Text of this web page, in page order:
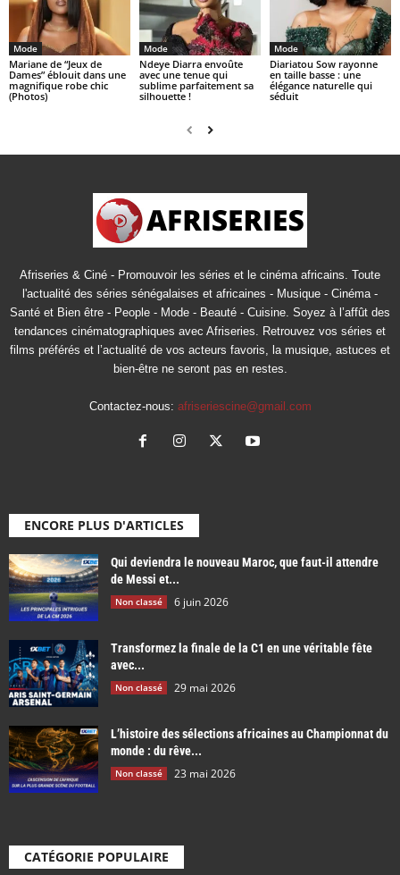
Mode
Mariane de “Jeux de
Dames” éblouit dans une
magnifique robe chic
(Photos)
Mode
Ndeye Diarra envoûte
avec une tenue qui
sublime parfaitement sa
silhouette !
Mode
Diariatou Sow rayonne
en taille basse : une
élégance naturelle qui
séduit
Afriseries & Ciné - Promouvoir les séries et le cinéma africains. Toute
l'actualité des séries sénégalaises et africaines - Musique - Cinéma -
Santé et Bien être - People - Mode - Beauté - Cuisine. Soyez à l’affût des
tendances cinématographiques avec Afriseries. Retrouvez vos séries et
films préférés et l’actualité de vos acteurs favoris, la musique, astuces et
bien-être ne seront pas en restes.
Contactez-nous: afriseriescine@gmail.com
ENCORE PLUS D'ARTICLES
Qui deviendra le nouveau Maroc, que faut-il attendre
de Messi et...
Non classé 6 juin 2026
Transformez la finale de la C1 en une véritable fête
avec...
Non classé 29 mai 2026
L’histoire des sélections africaines au Championnat du
monde : du rêve...
Non classé 23 mai 2026
CATÉGORIE POPULAIRE